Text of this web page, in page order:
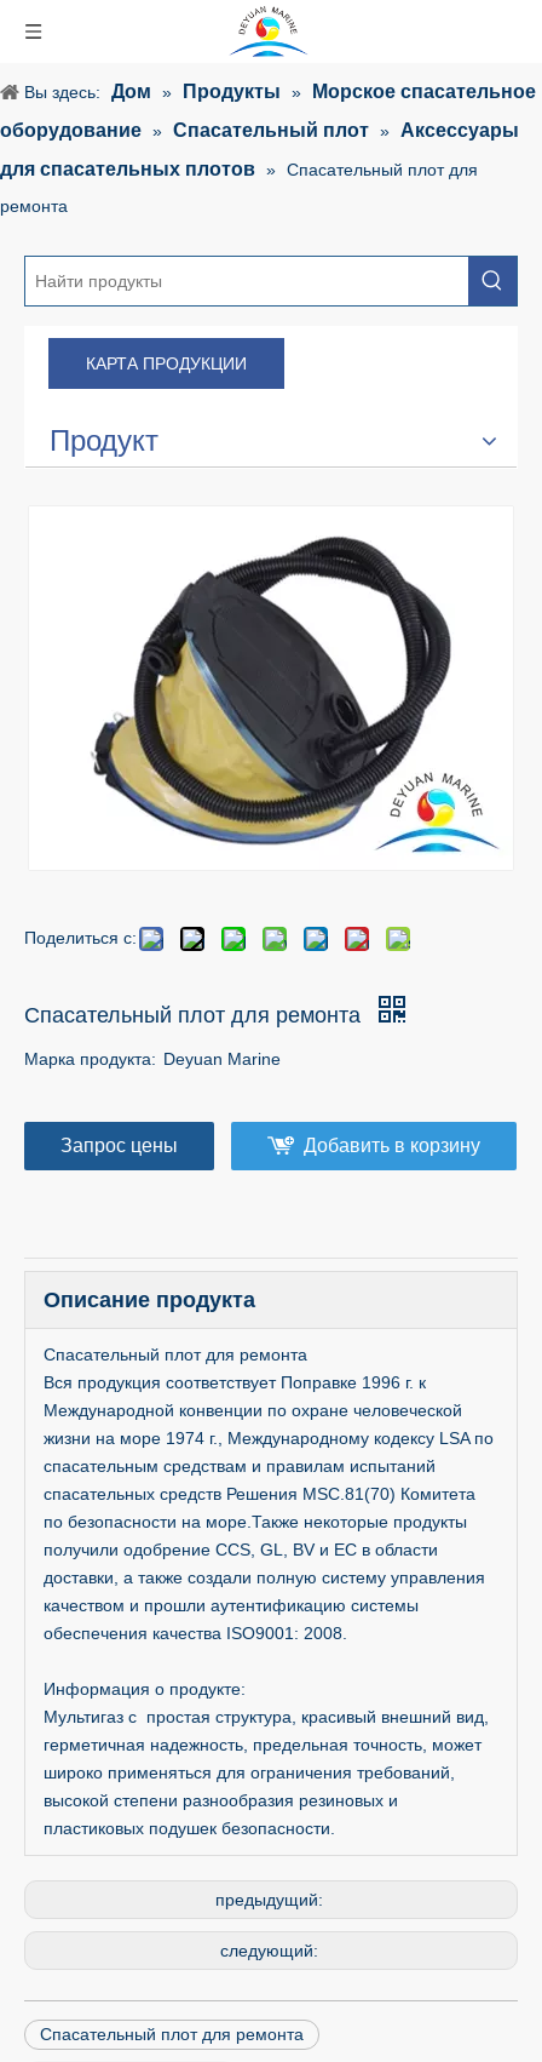
Вы здесь: Дом » Продукты »
Морское спасательное
оборудование » Спасательный плот » Аксессуары
для спасательных плотов » Спасательный плот для
ремонта
КАРТА ПРОДУКЦИИ
Продукт
Поделиться с:
Спасательный плот для ремонта
Марка продукта: Deyuan Marine
Запрос цены Добавить в корзину
Описание продукта
Спасательный плот для ремонта
Вся продукция соответствует Поправке 1996 г. к
Международной конвенции по охране человеческой
жизни на море 1974 г., Международному кодексу LSA по
спасательным средствам и правилам испытаний
спасательных средств Решения MSC.81(70) Комитета
по безопасности на море.Также некоторые продукты
получили одобрение CCS, GL, BV и EC в области
доставки, а также создали полную систему управления
качеством и прошли аутентификацию системы
обеспечения качества ISO9001: 2008.
Информация о продукте:
Мультигаз с простая структура, красивый внешний вид,
герметичная надежность, предельная точность, может
широко применяться для ограничения требований,
высокой степени разнообразия резиновых и
пластиковых подушек безопасности.
предыдущий:
следующий:
Спасательный плот для ремонта